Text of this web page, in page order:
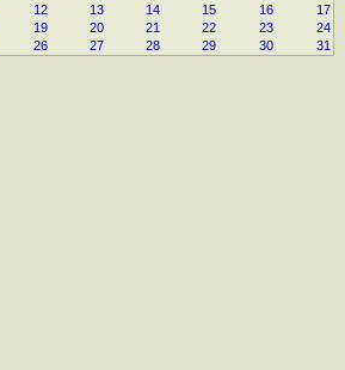
12 13 14 15 16
17
19 20 21 22 23
24
26 27 28 29 30 31